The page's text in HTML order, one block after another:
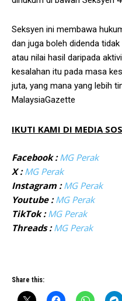
Seksyen ini membawa
dan juga boleh didenda
atau nilai hasil daripada
kesalahan itu pada masa
juta, yang mana yang lebih
MalaysiaGazette
IKUTI KAMI DI MEDIA
Facebook : MG Perak
X : MG Perak
Instagram : MG Perak
Youtube : MG Perak
TikTok : MG Perak
Threads : MG Perak
Share this: